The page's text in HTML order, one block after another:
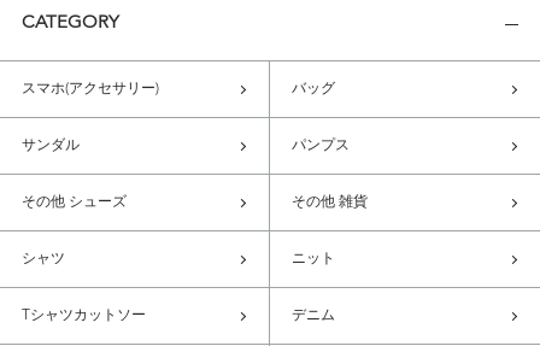
CATEGORY
スマホ(アクセサリー) バッグ
サンダル パンプス
その他 シューズ その他 雑貨
シャツ ニット
Tシャツカットソー デニム